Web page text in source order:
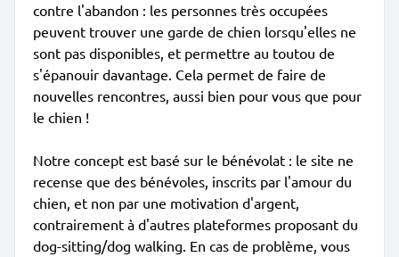
contre l'abandon : les personnes très occupées
peuvent trouver une garde de chien lorsqu'elles ne
sont pas disponibles, et permettre au toutou de
s'épanouir davantage. Cela permet de faire de
nouvelles rencontres, aussi bien pour vous que pour
le chien !
Notre concept est basé sur le bénévolat : le site ne
recense que des bénévoles, inscrits par l'amour du
chien, et non par une motivation d'argent,
contrairement à d'autres plateformes proposant du
dog-sitting/dog walking. En cas de problème, vous